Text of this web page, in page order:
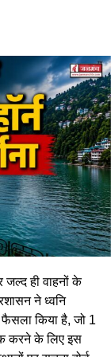
रहने वाले लोगों
दी गई है कि
जलस्तर बढ़ने
जल्द ही वाहनों के
ने ध्वनि
किया है, जो 1
करने के लिए इस